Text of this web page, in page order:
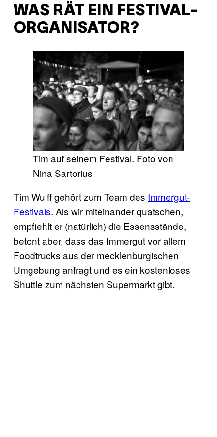
WAS RÄT EIN FESTIVAL-
ORGANISATOR?
Tim auf seinem Festival. Foto von
Nina Sartorius
Tim Wulff gehört zum Team des Immergut-
Festivals. Als wir miteinander quatschen,
empfiehlt er (natürlich) die Essensstände,
betont aber, dass das Immergut vor allem
Foodtrucks aus der mecklenburgischen
Umgebung anfragt und es ein kostenloses
Shuttle zum nächsten Supermarkt gibt.